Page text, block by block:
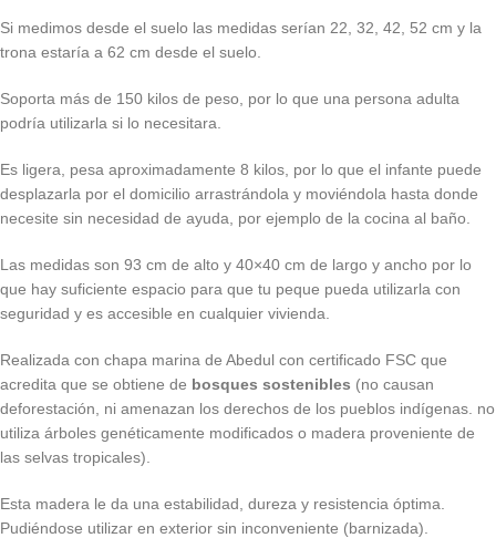
Si medimos desde el suelo las medidas serían 22, 32, 42, 52 cm y la
trona estaría a 62 cm desde el suelo.
Soporta más de 150 kilos de peso, por lo que una persona adulta
podría utilizarla si lo necesitara.
Es ligera, pesa aproximadamente 8 kilos, por lo que el infante puede
desplazarla por el domicilio arrastrándola y moviéndola hasta donde
necesite sin necesidad de ayuda, por ejemplo de la cocina al baño.
Las medidas son 93 cm de alto y 40×40 cm de largo y ancho por lo
que hay suficiente espacio para que tu peque pueda utilizarla con
seguridad y es accesible en cualquier vivienda.
Realizada con chapa marina de Abedul con certificado FSC que
acredita que se obtiene de bosques sostenibles (no causan
deforestación, ni amenazan los derechos de los pueblos indígenas. no
utiliza árboles genéticamente modificados o madera proveniente de
las selvas tropicales).
Esta madera le da una estabilidad, dureza y resistencia óptima.
Pudiéndose utilizar en exterior sin inconveniente (barnizada).